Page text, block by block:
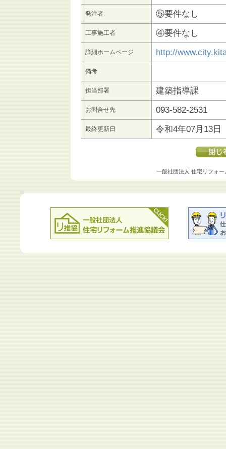
発注者 ⑤要件なし
工事施工者 ④要件なし
詳細ホームページ http://
備考
担当部署 建築指導課
お問合せ先 093-582-2531
最終更新日 令和4年07月13日
一般社団法人 住宅リフォー